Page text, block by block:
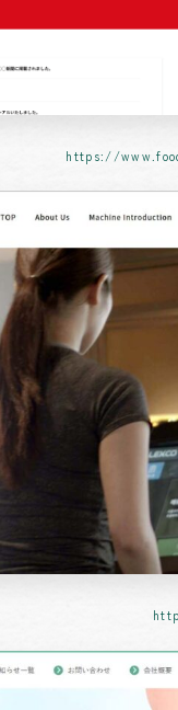
https://